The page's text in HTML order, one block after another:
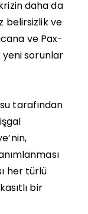
daha da
belirsizlik ve
ve Pax-
yeni sorunlar
tarafından
her türlü
bir